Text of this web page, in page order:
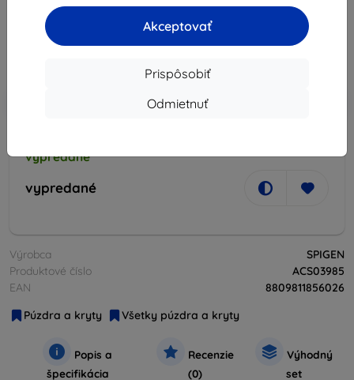
Akceptovať
Prispôsobiť
Odmietnuť
8,09 €
7,28 €
Zľava s kupónomEXTRA10
vypredané
vypredané
Výrobca
SPIGEN
Produktové číslo
ACS03985
EAN
8809811856026
Púzdra a kryty
Všetky púzdra a kryty
Popis a
špecifikácia
Recenzie
(0)
Výhodný
set